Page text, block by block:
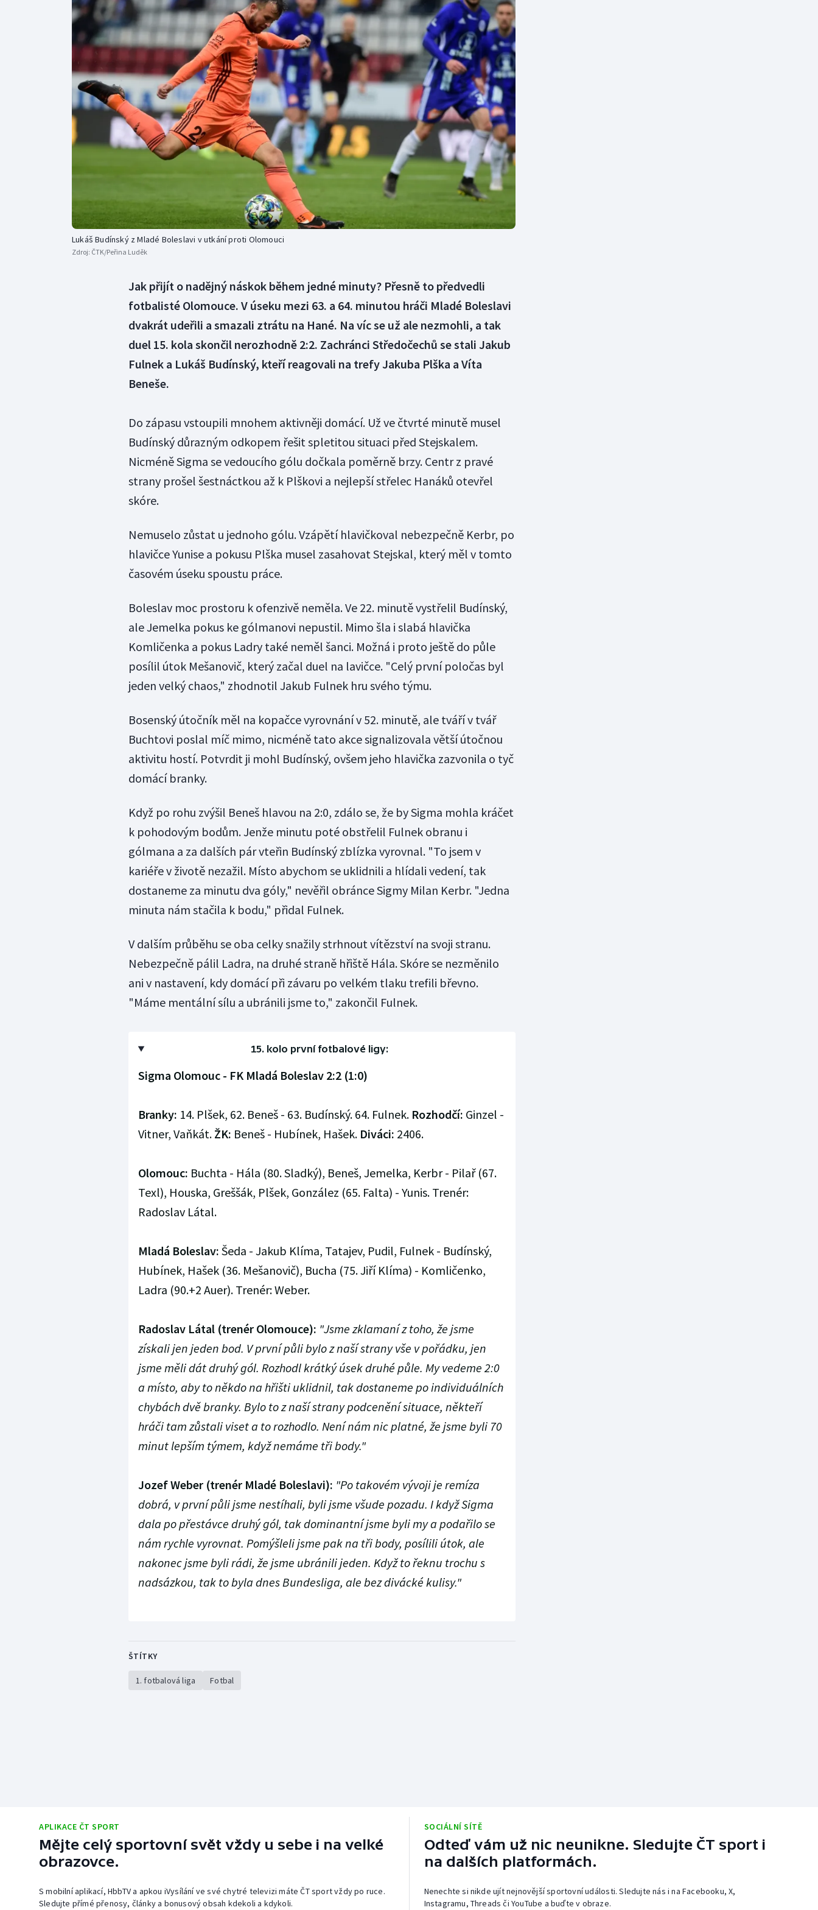
Curling
Dostihy
Florbal
Futsal
Golf
Gymnastika
Moderní pětiboj
Motorsport
Olympijské hry
Parasport
Plavání
Plážový volejbal
Triatlon
Veslování
Vodní slalom
Volejbal
Ostatní
Lukáš Budínský z Mladé Boleslavi v utkání proti Olomouci
Zdroj: ČTK/Peřina Luděk
Jak přijít o nadějný náskok během jedné minuty? Přesně to předvedli
fotbalisté Olomouce. V úseku mezi 63. a 64. minutou hráči Mladé Boleslavi
dvakrát udeřili a smazali ztrátu na Hané. Na víc se už ale nezmohli, a tak
duel 15. kola skončil nerozhodně 2:2. Zachránci Středočechů se stali Jakub
Fulnek a Lukáš Budínský, kteří reagovali na trefy Jakuba Plška a Víta
Beneše.
Do zápasu vstoupili mnohem aktivněji domácí. Už ve čtvrté minutě musel
Budínský důrazným odkopem řešit spletitou situaci před Stejskalem.
Nicméně Sigma se vedoucího gólu dočkala poměrně brzy. Centr z pravé
strany prošel šestnáctkou až k Plškovi a nejlepší střelec Hanáků otevřel
skóre.
Nemuselo zůstat u jednoho gólu. Vzápětí hlavičkoval nebezpečně Kerbr, po
hlavičce Yunise a pokusu Plška musel zasahovat Stejskal, který měl v tomto
časovém úseku spoustu práce.
Boleslav moc prostoru k ofenzivě neměla. Ve 22. minutě vystřelil Budínský,
ale Jemelka pokus ke gólmanovi nepustil. Mimo šla i slabá hlavička
Komličenka a pokus Ladry také neměl šanci. Možná i proto ještě do půle
posílil útok Mešanovič, který začal duel na lavičce. "Celý první poločas byl
jeden velký chaos," zhodnotil Jakub Fulnek hru svého týmu.
Bosenský útočník měl na kopačce vyrovnání v 52. minutě, ale tváří v tvář
Buchtovi poslal míč mimo, nicméně tato akce signalizovala větší útočnou
aktivitu hostí. Potvrdit ji mohl Budínský, ovšem jeho hlavička zazvonila o tyč
domácí branky.
Když po rohu zvýšil Beneš hlavou na 2:0, zdálo se, že by Sigma mohla kráčet
k pohodovým bodům. Jenže minutu poté obstřelil Fulnek obranu i
gólmana a za dalších pár vteřin Budínský zblízka vyrovnal. "To jsem v
kariéře v životě nezažil. Místo abychom se uklidnili a hlídali vedení, tak
dostaneme za minutu dva góly," nevěřil obránce Sigmy Milan Kerbr. "Jedna
minuta nám stačila k bodu," přidal Fulnek.
V dalším průběhu se oba celky snažily strhnout vítězství na svoji stranu.
Nebezpečně pálil Ladra, na druhé straně hřiště Hála. Skóre se nezměnilo
ani v nastavení, kdy domácí při závaru po velkém tlaku trefili břevno.
"Máme mentální sílu a ubránili jsme to," zakončil Fulnek.
15. kolo první fotbalové ligy:
Sigma Olomouc - FK Mladá Boleslav 2:2 (1:0)
Branky: 14. Plšek, 62. Beneš - 63. Budínský. 64. Fulnek. Rozhodčí: Ginzel -
Vitner, Vaňkát. ŽK: Beneš - Hubínek, Hašek. Diváci: 2406.
Olomouc: Buchta - Hála (80. Sladký), Beneš, Jemelka, Kerbr - Pilař (67.
Texl), Houska, Greššák, Plšek, González (65. Falta) - Yunis. Trenér:
Radoslav Látal.
Mladá Boleslav: Šeda - Jakub Klíma, Tatajev, Pudil, Fulnek - Budínský,
Hubínek, Hašek (36. Mešanovič), Bucha (75. Jiří Klíma) - Komličenko,
Ladra (90.+2 Auer). Trenér: Weber.
Radoslav Látal (trenér Olomouce): "Jsme zklamaní z toho, že jsme
získali jen jeden bod. V první půli bylo z naší strany vše v pořádku, jen
jsme měli dát druhý gól. Rozhodl krátký úsek druhé půle. My vedeme 2:0
a místo, aby to někdo na hřišti uklidnil, tak dostaneme po individuálních
chybách dvě branky. Bylo to z naší strany podcenění situace, někteří
hráči tam zůstali viset a to rozhodlo. Není nám nic platné, že jsme byli 70
minut lepším týmem, když nemáme tři body."
Jozef Weber (trenér Mladé Boleslavi): "Po takovém vývoji je remíza
dobrá, v první půli jsme nestíhali, byli jsme všude pozadu. I když Sigma
dala po přestávce druhý gól, tak dominantní jsme byli my a podařilo se
nám rychle vyrovnat. Pomýšleli jsme pak na tři body, posílili útok, ale
nakonec jsme byli rádi, že jsme ubránili jeden. Když to řeknu trochu s
nadsázkou, tak to byla dnes Bundesliga, ale bez divácké kulisy."
ŠTÍTKY
1. fotbalová liga Fotbal
APLIKACE ČT SPORT
Mějte celý sportovní svět vždy u sebe i na velké
obrazovce.
S mobilní aplikací, HbbTV a apkou iVysílání ve své chytré televizi máte ČT sport vždy po ruce.
Sledujte přímé přenosy, články a bonusový obsah kdekoli a kdykoli.
SOCIÁLNÍ SÍTĚ
Odteď vám už nic neunikne. Sledujte ČT sport i
na dalších platformách.
Nenechte si nikde ujít nejnovější sportovní události. Sledujte nás i na Facebooku, X,
Instagramu, Threads či YouTube a buďte v obraze.